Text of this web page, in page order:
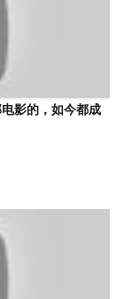
影的，如今都成